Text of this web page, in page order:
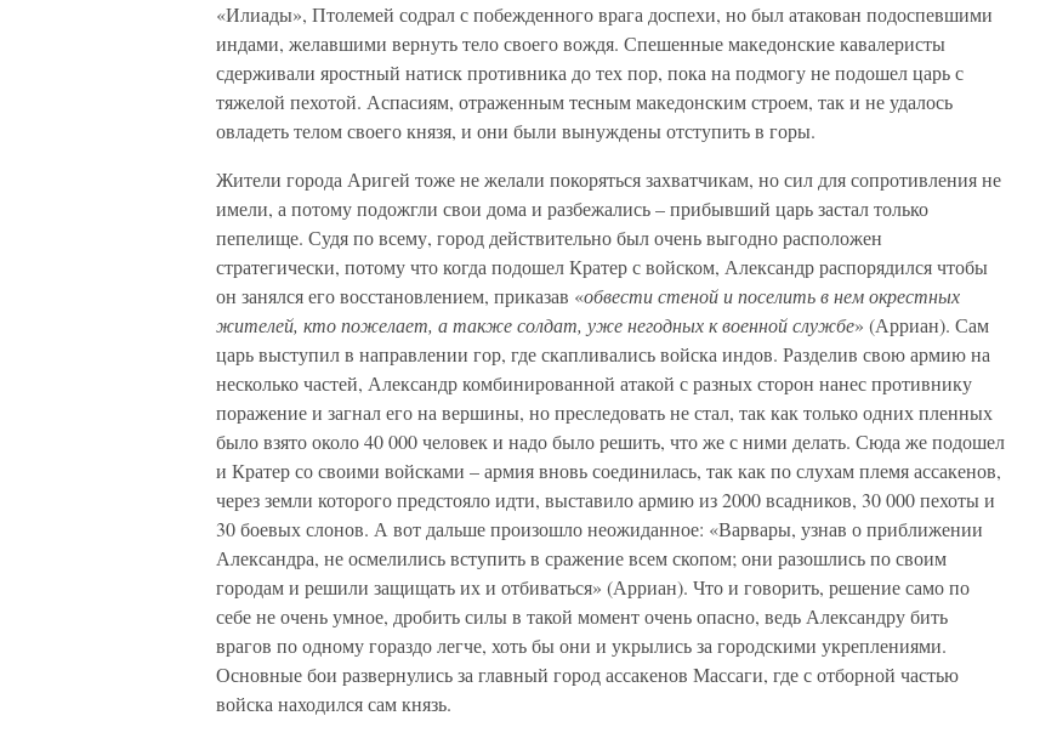
«Илиады», Птолемей содрал с побежденного врага доспехи, но был атакован подоспевшими
индами, желавшими вернуть тело своего вождя. Спешенные македонские кавалеристы
сдерживали яростный натиск противника до тех пор, пока на подмогу не подошел царь с
тяжелой пехотой. Аспасиям, отраженным тесным македонским строем, так и не удалось
овладеть телом своего князя, и они были вынуждены отступить в горы.
Жители города Аригей тоже не желали покоряться захватчикам, но сил для сопротивления не
имели, а потому подожгли свои дома и разбежались – прибывший царь застал только
пепелище. Судя по всему, город действительно был очень выгодно расположен
стратегически, потому что когда подошел Кратер с войском, Александр распорядился чтобы
он занялся его восстановлением, приказав «обвести стеной и поселить в нем окрестных
жителей, кто пожелает, а также солдат, уже негодных к военной службе» (Арриан). Сам
царь выступил в направлении гор, где скапливались войска индов. Разделив свою армию на
несколько частей, Александр комбинированной атакой с разных сторон нанес противнику
поражение и загнал его на вершины, но преследовать не стал, так как только одних пленных
было взято около 40 000 человек и надо было решить, что же с ними делать. Сюда же подошел
и Кратер со своими войсками – армия вновь соединилась, так как по слухам племя ассакенов,
через земли которого предстояло идти, выставило армию из 2000 всадников, 30 000 пехоты и
30 боевых слонов. А вот дальше произошло неожиданное: «Варвары, узнав о приближении
Александра, не осмелились вступить в сражение всем скопом; они разошлись по своим
городам и решили защищать их и отбиваться» (Арриан). Что и говорить, решение само по
себе не очень умное, дробить силы в такой момент очень опасно, ведь Александру бить
врагов по одному гораздо легче, хоть бы они и укрылись за городскими укреплениями.
Основные бои развернулись за главный город ассакенов Массаги, где с отборной частью
войска находился сам князь.